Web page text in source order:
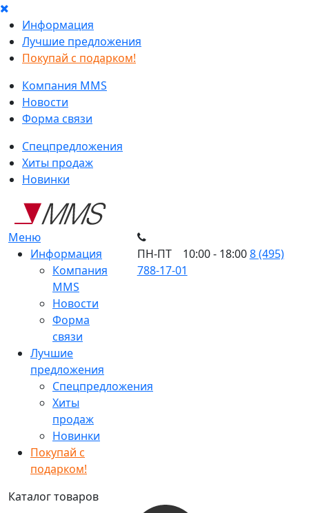
Информация
Лучшие предложения
Покупай с подарком!
Компания MMS
Новости
Форма связи
Спецпредложения
Хиты продаж
Новинки
Меню
Информация
Компания
MMS
Новости
Форма
связи
Лучшие
предложения
Спецпредложения
Хиты
продаж
Новинки
Покупай с
подарком!
ПН-ПТ 10:00 - 18:008 (495)
788-17-01
Каталог товаров